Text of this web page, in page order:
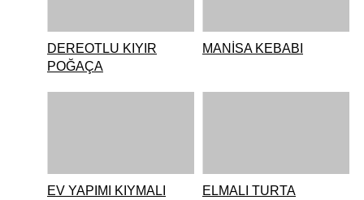
DEREOTLU KIYIR
POĞAÇA
MANİSA KEBABI
EV YAPIMI KIYMALI
ELMALI TURTA